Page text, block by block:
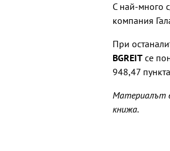
С най-много
компания
При
BGREIT се
948,47
Материалът
книжа.